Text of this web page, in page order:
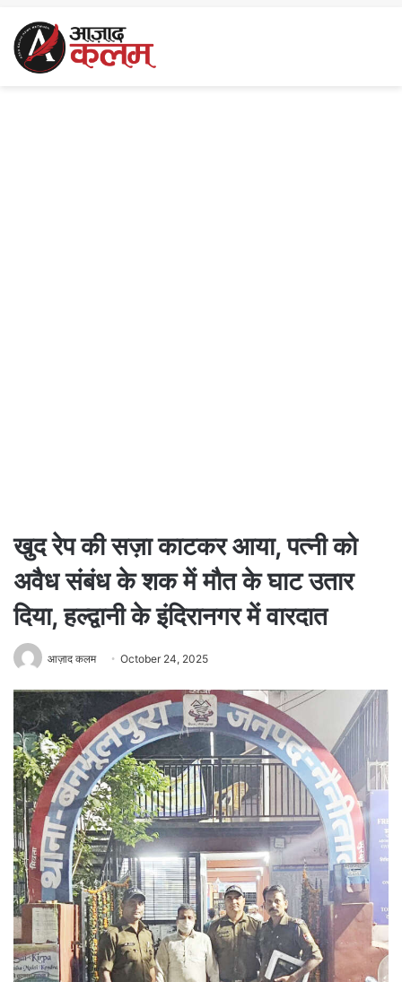
खुद रेप की सज़ा काटकर आया, पत्नी को
अवैध संबंध के शक में मौत के घाट उतार
दिया, हल्द्वानी के इंदिरानगर में वारदात
आज़ाद कलम October 24, 2025